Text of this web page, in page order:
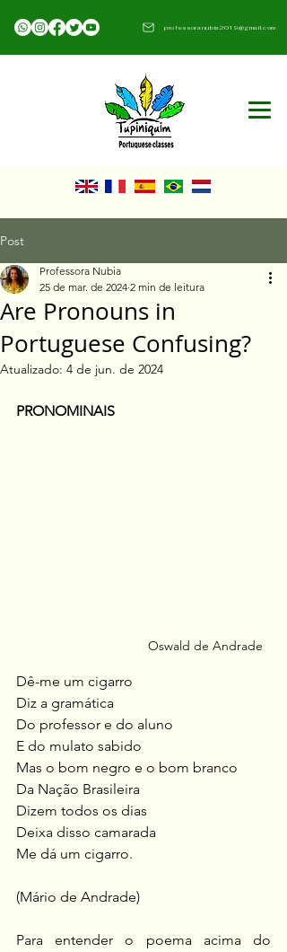
professoranubia2019@gmail.com​
Post
Are Pronouns in
Portuguese Confusing?
Professora Nubia
25 de mar. de 2024 2 min de leitura
Atualizado: 4 de jun. de 2024
PRONOMINAIS
Oswald de Andrade
Dê-me um cigarro
Diz a gramática
Do professor e do aluno
E do mulato sabido
Mas o bom negro e o bom branco
Da Nação Brasileira
Dizem todos os dias
Deixa disso camarada
Me dá um cigarro.
(Mário de Andrade)
Para entender o poema acima do